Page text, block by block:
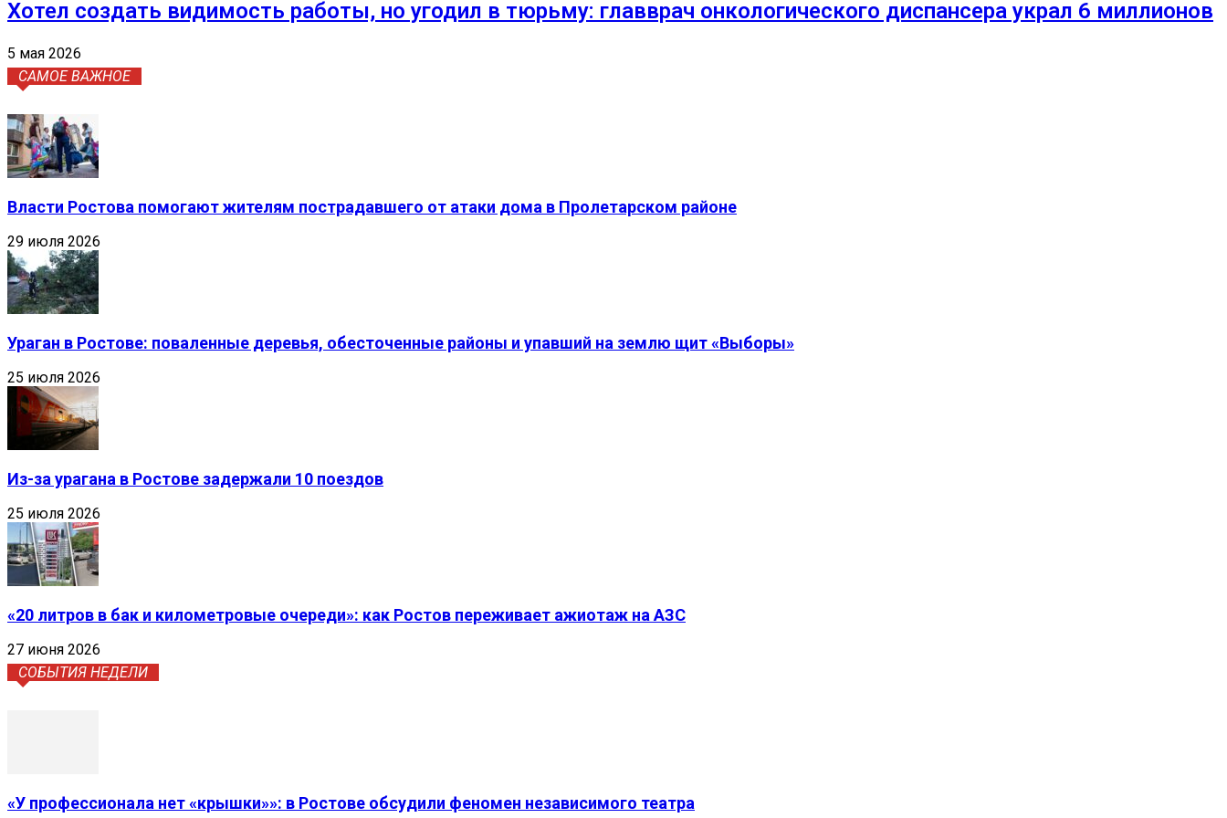
Хотел создать видимость работы, но угодил в тюрьму: главврач онкологического диспансера украл 6 миллионов
5 мая 2026
САМОЕ ВАЖНОЕ
Власти Ростова помогают жителям пострадавшего от атаки дома в Пролетарском районе
29 июля 2026
Ураган в Ростове: поваленные деревья, обесточенные районы и упавший на землю щит «Выборы»
25 июля 2026
Из-за урагана в Ростове задержали 10 поездов
25 июля 2026
«20 литров в бак и километровые очереди»: как Ростов переживает ажиотаж на АЗС
27 июня 2026
СОБЫТИЯ НЕДЕЛИ
«У профессионала нет «крышки»»: в Ростове обсудили феномен независимого театра